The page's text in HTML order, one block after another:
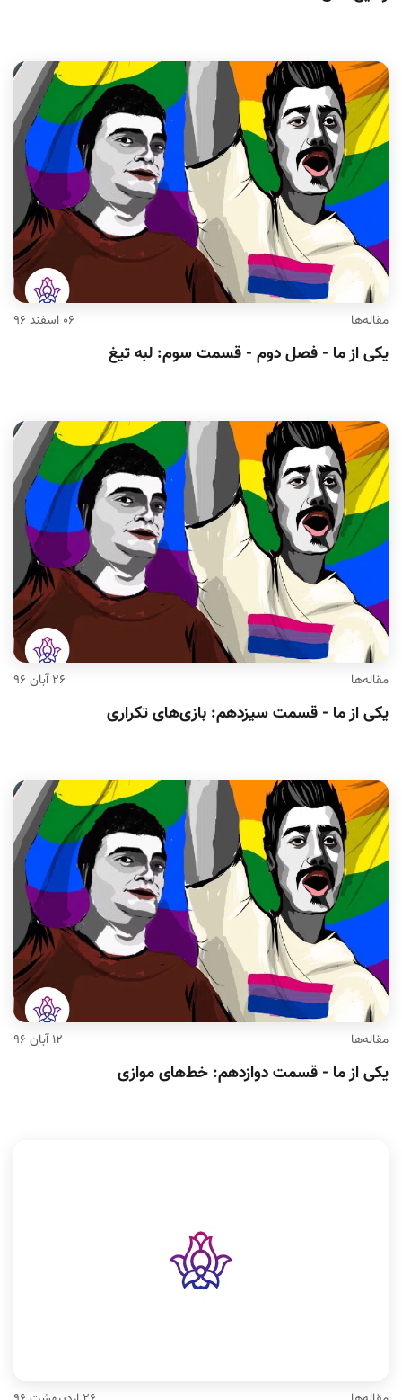
مقاله‌ها ۰۶ اسفند ۹۶
یکی از ما - فصل دوم - قسمت سوم: لبه تیغ
مقاله‌ها ۲۶ آبان ۹۶
یکی از ما - قسمت سیزدهم: بازی‌های تکراری
مقاله‌ها ۱۲ آبان ۹۶
یکی از ما - قسمت دوازدهم: خط‌های موازی